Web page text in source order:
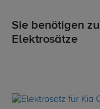
Sie benötigen
Elektrosätze